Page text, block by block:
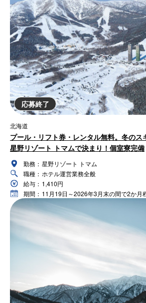
応募終了
北海道
プール・リフト券・レンタル無料。冬のス
星野リゾート トマムで決まり！個室寮完備
勤務： 星野リゾート トマム
職種： ホテル運営業務全般
給与： 1,410円
期間： 11月19日～2026年3月末の間で2か月